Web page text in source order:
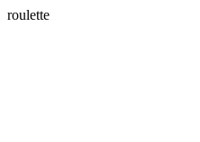
roulette